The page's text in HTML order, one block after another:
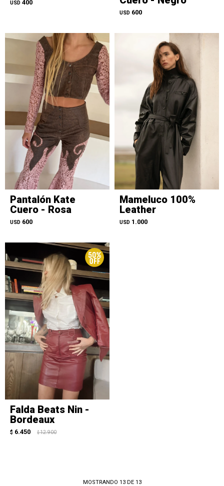
USD 400
USD 600
Pantalón Kate
Cuero - Rosa
USD 600
Mameluco 100%
Leather
USD 1.000
Falda Beats Nin -
Bordeaux
$ 6.450 $ 12.900
MOSTRANDO 13DE 13